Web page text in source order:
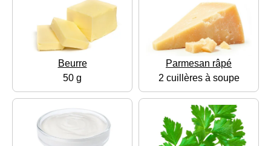
Beurre
50 g
Parmesan râpé
2 cuillères à soupe